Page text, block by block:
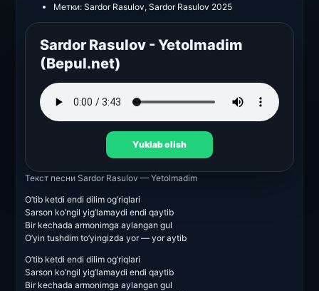
Метки: Sardor Rasulov, Sardor Rasulov 2025
Sardor Rasulov - Yetolmadim
(Bepul.net)
Yuklab olish
Текст песни Sardor Rasulov — Yetolmadim
O’tib ketdi endi dilim og’riqlari
Sarson ko’ngil yig’lamaydi endi qaytib
Bir kechada armonimga aylangan gul
O’yin tushdim to’yingizda yor — yor aytib
O’tib ketdi endi dilim og’riqlari
Sarson ko’ngil yig’lamaydi endi qaytib
Bir kechada armonimga aylangan gul